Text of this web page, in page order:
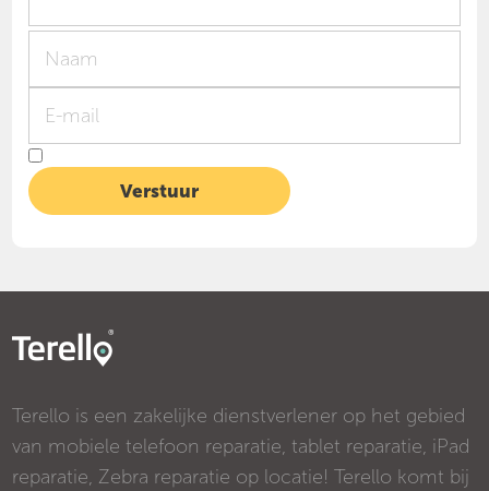
Terello is een zakelijke dienstverlener op het gebied
van mobiele telefoon reparatie, tablet reparatie, iPad
reparatie, Zebra reparatie op locatie! Terello komt bij